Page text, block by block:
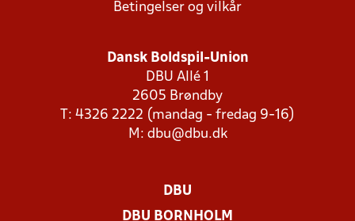
Betingelser og vilkår
Dansk Boldspil-Union
DBU Allé 1
2605 Brøndby
T: 4326 2222 (mandag - fredag 9-16)
M: dbu@dbu.dk
DBU
DBU BORNHOLM